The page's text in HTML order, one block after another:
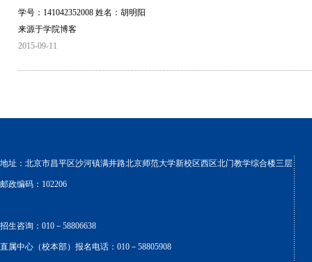
学号：141042352008 姓名：胡明阳
来源于学院博客
2015-09-11
地址：北京市昌平区沙河镇满井路北京师范大学新校区西区北门教学综合楼三层
邮政编码：102206
招生咨询：010－58806638
直属中心（校本部）报名电话：010－58805908